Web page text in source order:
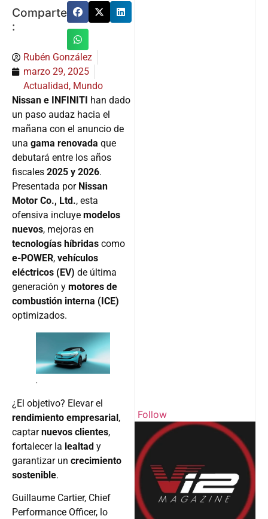
Comparte
:
Rubén González
marzo 29, 2025
Actualidad, Mundo
Nissan e INFINITI han dado
un paso audaz hacia el
mañana con el anuncio de
una gama renovada que
debutará entre los años
fiscales 2025 y 2026.
Presentada por Nissan
Motor Co., Ltd., esta
ofensiva incluye modelos
nuevos, mejoras en
tecnologías híbridas como
e-POWER, vehículos
eléctricos (EV) de última
generación y motores de
combustión interna (ICE)
optimizados.
.
¿El objetivo? Elevar el
rendimiento empresarial,
captarnuevos clientes,
fortalecer la lealtad y
garantizar un crecimiento
sostenible.
Guillaume Cartier, Chief
Performance Officer, lo
Follow